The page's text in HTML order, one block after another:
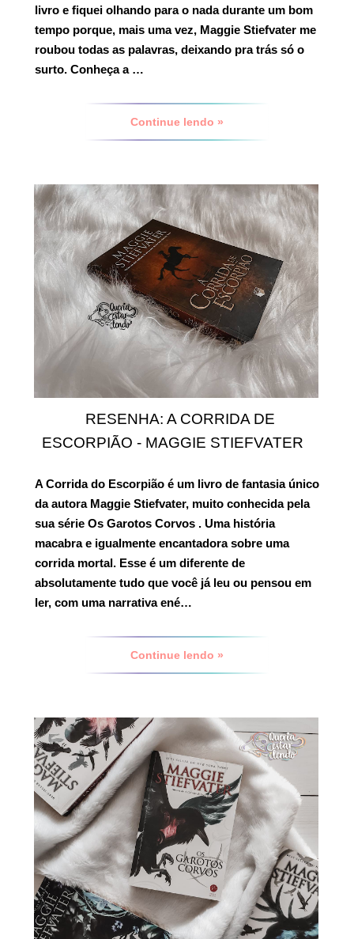
livro e fiquei olhando para o nada durante um bom
tempo porque, mais uma vez, Maggie Stiefvater me
roubou todas as palavras, deixando pra trás só o
surto. Conheça a …
Continue lendo »
RESENHA: A CORRIDA DE
ESCORPIÃO - MAGGIE STIEFVATER
A Corrida do Escorpião é um livro de fantasia único
da autora Maggie Stiefvater, muito conhecida pela
sua série Os Garotos Corvos . Uma história
macabra e igualmente encantadora sobre uma
corrida mortal. Esse é um diferente de
absolutamente tudo que você já leu ou pensou em
ler, com uma narrativa ené…
Continue lendo »